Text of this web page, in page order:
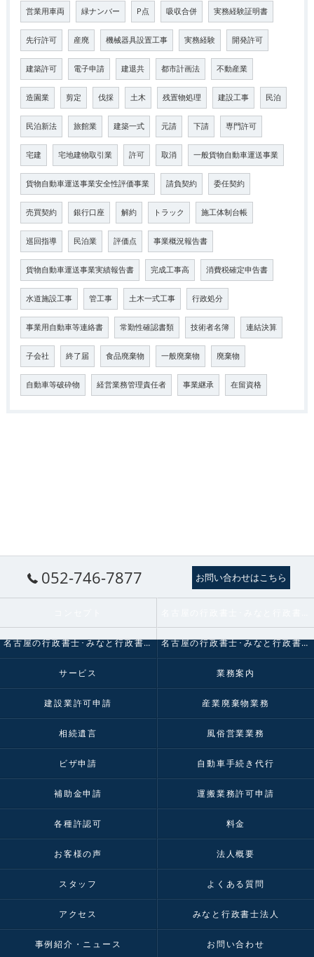
営業用車両 緑ナンバー P点 吸収合併 実務経験証明書
先行許可 産廃 機械器具設置工事 実務経験 開発許可
建築許可 電子申請 建退共 都市計画法 不動産業
造園業 剪定 伐採 土木 残置物処理 建設工事 民泊
民泊新法 旅館業 建築一式 元請 下請 専門許可
宅建 宅地建物取引業 許可 取消 一般貨物自動車運送事業
貨物自動車運送事業安全性評価事業 請負契約 委任契約
売買契約 銀行口座 解約 トラック 施工体制台帳
巡回指導 民泊業 評価点 事業概況報告書
貨物自動車運送事業実績報告書 完成工事高 消費税確定申告書
水道施設工事 管工事 土木一式工事 行政処分
事業用自動車等連絡書 常勤性確認書類 技術者名簿 連結決算
子会社 終了届 食品廃棄物 一般廃棄物 廃棄物
自動車等破砕物 経営業務管理責任者 事業継承 在留資格
052-746-7877 お問い合わせはこちら
名古屋の行政書士･みなと行政書士法人の評判 名古屋の行政書士･みなと行政書士法人のお客様の声
サービス 業務案内
建設業許可申請 産業廃棄物業務
相続遺言 風俗営業業務
ビザ申請 自動車手続き代行
補助金申請 運搬業務許可申請
各種許認可 料金
お客様の声 法人概要
スタッフ よくある質問
アクセス みなと行政書士法人
事例紹介・ニュース お問い合わせ